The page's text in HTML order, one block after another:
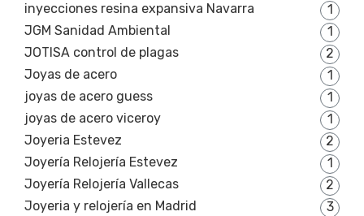
inyecciones resina expansiva Navarra
1
JGM Sanidad Ambiental
1
JOTISA control de plagas
2
Joyas de acero
1
joyas de acero guess
1
joyas de acero viceroy
1
Joyeria Estevez
2
Joyería Relojería Estevez
1
Joyería Relojería Vallecas
2
Joyeria y relojería en Madrid
3